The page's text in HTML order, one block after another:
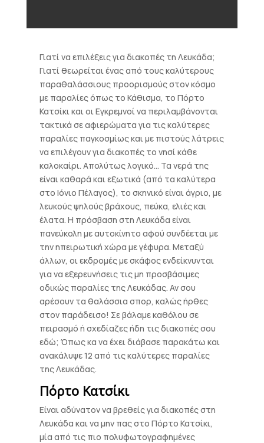
Γιατί να επιλέξεις για διακοπές τη Λευκάδα;
Γιατί θεωρείται ένας από τους καλύτερους
παραθαλάσσιους προορισμούς στον κόσμο
με παραλίες όπως το Κάθισμα, το Πόρτο
Κατσίκι και οι Εγκρεμνοί να περιλαμβάνονται
τακτικά σε αφιερώματα για τις καλύτερες
παραλίες παγκοσμίως και με πιστούς λάτρεις
να επιλέγουν για διακοπές το νησί κάθε
καλοκαίρι. Απολύτως λογικό… Τα νερά της
είναι καθαρά και εξωτικά (από τα καλύτερα
στο Ιόνιο Πέλαγος), το σκηνικό είναι άγριο, με
λευκούς ψηλούς βράχους, πεύκα, ελιές και
έλατα. Η πρόσβαση στη Λευκάδα είναι
πανεύκολη με αυτοκίνητο αφού συνδέεται με
την ηπειρωτική χώρα με γέφυρα. Μεταξύ
άλλων, οι εκδρομές με σκάφος ενδείκνυνται
για να εξερευνήσεις τις μη προσβάσιμες
οδικώς παραλίες της Λευκάδας. Αν σου
αρέσουν τα θαλάσσια σπορ, καλώς ήρθες
στον παράδεισο! Σε βάλαμε καθόλου σε
πειρασμό ή σχεδίαζες ήδη τις διακοπές σου
εδώ; Όπως κα να έχει διάβασε παρακάτω και
ανακάλυψε 12 από τις καλύτερες παραλίες
της Λευκάδας.
Πόρτο Κατσίκι
Είναι αδύνατον να βρεθείς για διακοπές στη
Λευκάδα και να μην πας στο Πόρτο Κατσίκι,
μία από τις πιο πολυφωτογραφημένες